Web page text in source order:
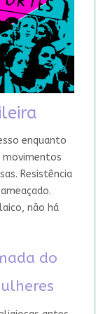
enquanto
movimentos
Resistência
não há
do